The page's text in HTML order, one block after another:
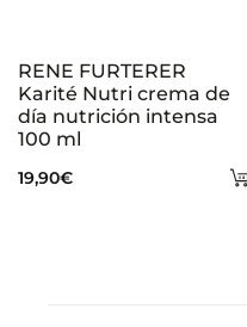
RENE FURTERER
Karité Nutri crema de
día nutrición intensa
100 ml
19,90€